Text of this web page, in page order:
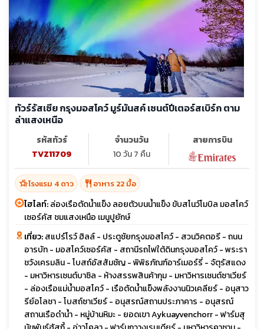
ทัวร์รัสเซีย กรุงมอสโคว์ มูร์มันสค์ เซนต์ปีเตอร์สเบิร์ก ตาม
ล่าแสงเหนือ
รหัสทัวร์
TVZ11709
จำนวนวัน
10 วัน 7 คืน
สายการบิน
hotel_classโรงแรม 4 ดาว restaurant อาหาร 22 มื้อ
ไฮไลท์:ล่องเรือตัดน้ำแข็ง ลอยตัวบนน้ำแข็ง ขับสโนว์โมบิล มอสโคว์
เซอร์คัส ชมแสงเหนือ เมนูปูยักษ์
เที่ยว:สแปร์โรว์ ฮิลล์ - ประตูชัยกรุงมอสโคว์ - สวนวิคตอรี - ถนน
อารบัท - มอสโคว์เซอร์คัส - สถานีรถไฟใต้ดินกรุงมอสโคว์ - พระรา
ชวังเครมลิน - โบสถ์อัสสัมชัญ - พิพิธภัณฑ์อาร์เมอร์รี่ - จัตุรัสแดง
- มหาวิหารเซนต์บาซิล - ห้างสรรพสินค้ากุม - มหาวิหารเซนต์ซาเวียร์
- ล่องเรือแม่น้ำมอสโคว์ - เรือตัดน้ำแข็งพลังงานนิวเคลียร์ - อนุสาว
รีย์อโลชา - โบสถ์ซาเวียร์ - อนุสรณ์สถานประภาคาร - อนุสรณ์
สถานเรือดำน้ำ - หมู่บ้านหิมะ - ยอดเขา Aykuayvenchorr - ฟาร์มสุ